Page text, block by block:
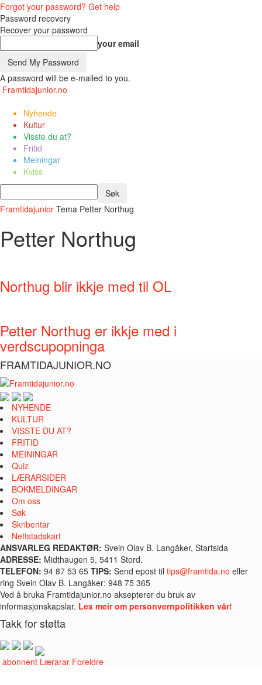
Forgot your password? Get help
Password recovery
Recover your password
your email
A password will be e-mailed to you.
Framtidajunior.no
Nyhende
Kultur
Visste du at?
Fritid
Meiningar
Kviss
Framtidajunior Tema Petter Northug
Petter Northug
Northug blir ikkje med til OL
Petter Northug er ikkje med i
verdscupopninga
FRAMTIDAJUNIOR.NO
NYHENDE
KULTUR
VISSTE DU AT?
FRITID
MEININGAR
Quiz
LÆRARSIDER
BOKMELDINGAR
Om oss
Søk
Skribentar
Nettstadskart
ANSVARLEG REDAKTØR: Svein Olav B. Langåker, Startsida
ADRESSE: Midthaugen 5, 5411 Stord.
TELEFON: 94 87 53 65 TIPS: Send epost til tips@framtida.no eller
ring Svein Olav B. Langåker: 948 75 365
Ved å bruka Framtidajunior.no aksepterer du bruk av
informasjonskapslar. Les meir om personvernpolitikken vår!
Takk for støtta
abonnent Lærarar Foreldre